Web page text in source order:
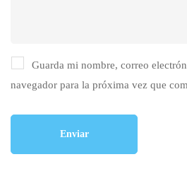
Guarda mi nombre, correo
navegador para la próxima vez que